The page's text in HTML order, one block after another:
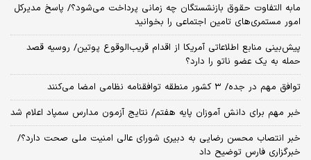
مابه التفاوت حقوق بازنشستگان چه زمانی پرداخت می‌شود؟/ پاسخ مدیرکل
امور مستمری‌های تامین اجتماعی را بخوانید
پیش‌بینی منابع اطلاعاتی آمریکا از اقدام قریب‌الوقوع پوتین/ روسیه قصد
حمله به یک عضو ناتو را دارد؟
توافق مهم در جده/ ۳ کشور منطقه توافقنامه نظامی امضا می‌کنند
خبر مهم برای دانش آموزان پایه هفتم/ نتایج آزمون مدارس سمپاد اعلام شد
خبر انتصاب محسن رضایی به دبیری شورای عالی امنیت ملی صحت دارد؟/
خبرگزاری فارس توضیح داد